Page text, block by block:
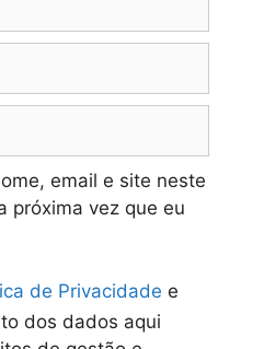
email e site neste
próxima vez que eu
de Privacidade e
dos dados aqui